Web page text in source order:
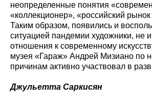
неопределенные понятия
«коллекционер», «российский рынок
Таким образом, появились и
ситуацией пандемии художники, не
отношения к современному
музея «Гараж» Андрей Мизиано по
причинам активно участвовал в
Джульетта Саркисян